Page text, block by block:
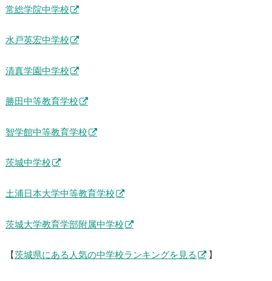
常総学院中学校
水戸英宏中学校
清真学園中学校
勝田中等教育学校
智学館中等教育学校
茨城中学校
土浦日本大学中等教育学校
茨城大学教育学部附属中学校
【 茨城県にある人気の中学校ランキングを見る 】